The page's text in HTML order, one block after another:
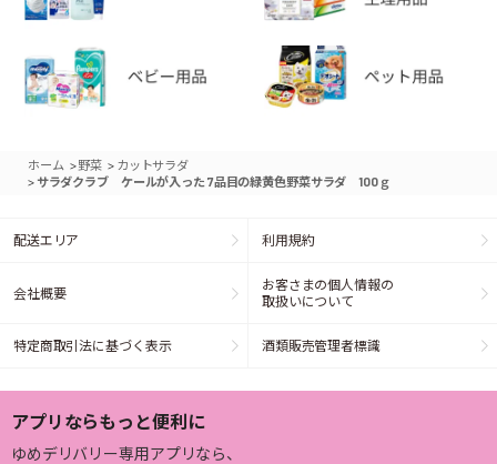
ホーム >野菜 > カットサラダ
> サラダクラブ ケールが入った 7品目の緑黄色野菜サラダ 100ｇ
配送エリア 利用規約
会社概要
お客さまの個人情報の
取扱いについて
特定商取引法に基づく表示 酒類販売管理者標識
アプリならもっと便利に
ゆめデリバリー専用アプリなら、